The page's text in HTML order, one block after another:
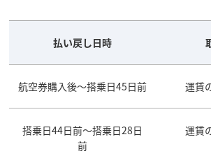
払い戻し日時
航空券購入後～搭乗日45日前 運賃
搭乗日44日前～搭乗日28日
前
運賃